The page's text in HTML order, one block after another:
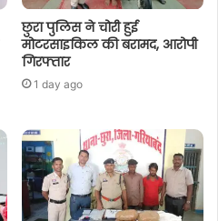
छुरा पुलिस ने चोरी हुई
मोटरसाइकिल की बरामद, आरोपी
गिरफ्तार
1 day ago